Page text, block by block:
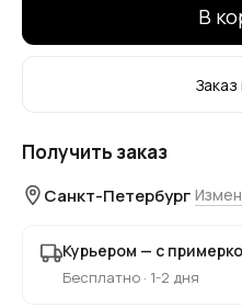
В
Заказ
Получить заказ
Санкт-Петербург
Курьером — с
Бесплатно · 1-2 дня